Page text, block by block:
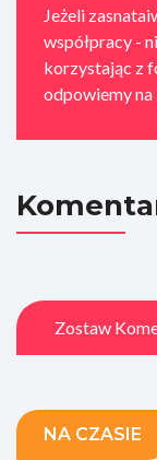
Jeżeli
współpracy -
korzystając z
odpowiemy na
Zostaw
NA CZASIE